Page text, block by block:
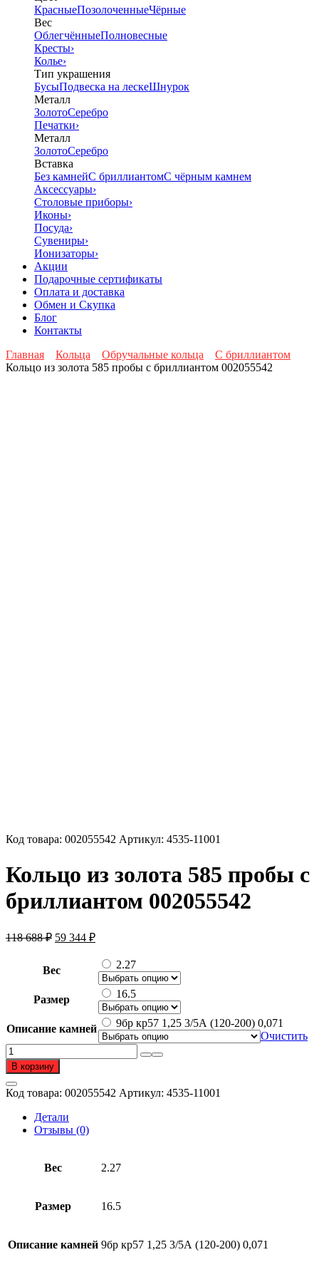
КрасныеПозолоченныеЧёрные
Вес
ОблегчённыеПолновесные
Кресты›
Колье›
Тип украшения
БусыПодвеска на лескеШнурок
Металл
ЗолотоСеребро
Печатки›
Металл
ЗолотоСеребро
Вставка
Без камнейС бриллиантомС чёрным камнем
Аксессуары›
Столовые приборы›
Иконы›
Посуда›
Сувениры›
Ионизаторы›
Акции
Подарочные сертификаты
Оплата и доставка
Обмен и Скупка
Блог
Контакты
Главная
Кольца Обручальные кольца
С бриллиантом
Кольцо из золота 585 пробы с бриллиантом 002055542
Код товара: 002055542 Артикул: 4535-11001
Кольцо из золота 585 пробы с
бриллиантом 002055542
118 688₽ Первоначальная
составляла
118
59 344 ₽Текущая
59
344 ₽.
Вес 2.27
Размер 16.5
Описание камней
9бр кр57 1,25 3/5А (120-200) 0,071
Очистить
Количество
товара
Кольцо
из
золота
пробы
В корзину
Код товара: 002055542 Артикул: 4535-11001
Детали
Отзывы (0)
Вес 2.27
Размер 16.5
Описание камней 9бр кр57 1,25 3/5А (120-200) 0,071